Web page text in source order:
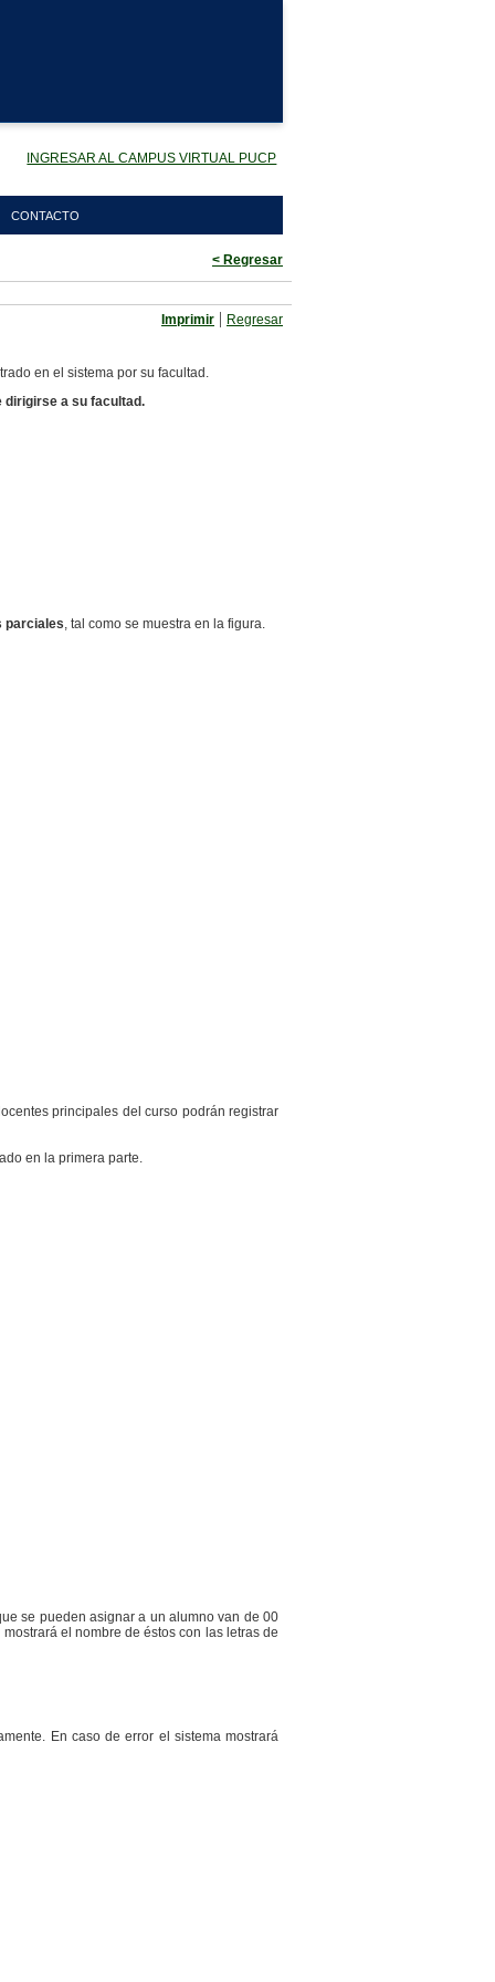
INGRESAR AL CAMPUS VIRTUAL PUCP
CONTACTO
< Regresar
Imprimir | Regresar
en el sistema por su facultad.
dirigirse a su facultad.
parciales, tal como se muestra en la figura.
principales del curso podrán registrar
en la primera parte.
se pueden asignar a un alumno van de 00
el nombre de éstos con las letras de
En caso de error el sistema mostrará